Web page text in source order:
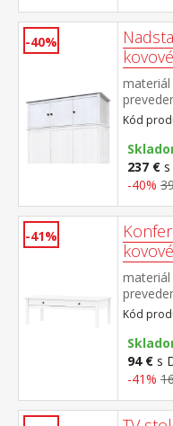
-40%
Kód
237 €
-40%
-41%
Kód
94 € s
-41%